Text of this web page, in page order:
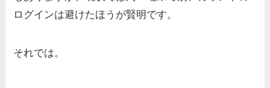
ログインは避けたほうが賢明です。
それでは。